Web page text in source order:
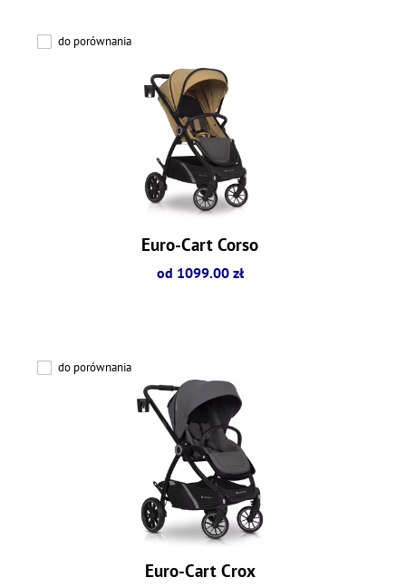
do porównania
Euro-Cart Corso
od 1099.00 zł
do porównania
Euro-Cart Crox